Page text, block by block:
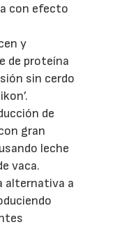
con efecto
y
de proteína
sin cerdo
de
gran
leche
vaca.
alternativa a